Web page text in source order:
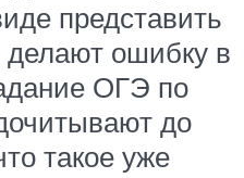
представить
делают ошибку в
ОГЭ по
до
такое уже